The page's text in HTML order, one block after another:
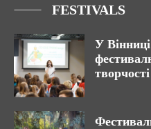
FESTIVALS
У